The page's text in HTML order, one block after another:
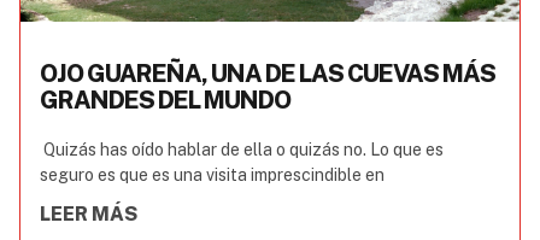
OJO GUAREÑA, UNA DE LAS CUEVAS MÁS
GRANDES DEL MUNDO
Quizás has oído hablar de ella o quizás no. Lo que es
seguro es que es una visita imprescindible en
LEER MÁS